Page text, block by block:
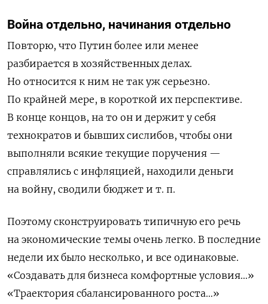
Война отдельно, начинания отдельно
Повторю, что Путин более или менее
разбирается в хозяйственных делах.
Но относится к ним не так уж серьезно.
По крайней мере, в короткой их перспективе.
В конце концов, на то он и держит у себя
технократов и бывших сислибов, чтобы они
выполняли всякие текущие поручения —
справлялись с инфляцией, находили деньги
на войну, сводили бюджет и т. п.
Поэтому сконструировать типичную его речь
на экономические темы очень легко. В последние
недели их было несколько, и все одинаковые.
«Создавать для бизнеса комфортные условия…»
«Траектория сбалансированного роста…»